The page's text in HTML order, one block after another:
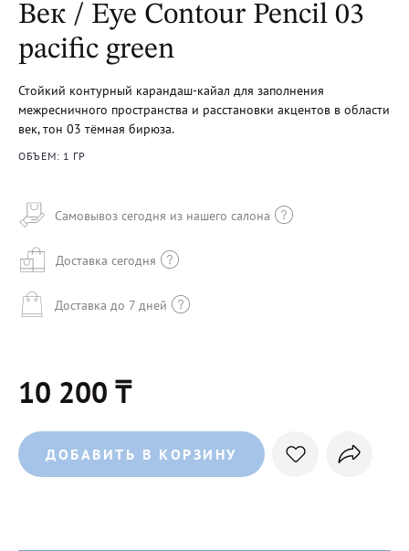
Век / Eye Contour Pencil 03
pacific green
Стойкий контурный карандаш-кайал для заполнения
межресничного пространства и расстановки акцентов в области
век, тон 03 тёмная бирюза.
ОБЪЕМ: 1 ГР
Самовывоз сегодня из нашего салона
Доставка сегодня
Доставка до 7 дней
10 200 ₸
ДОБАВИТЬ В КОРЗИНУ